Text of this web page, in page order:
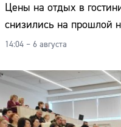
Цены на отдых в
снизились на прошлой
14:04 – 6 августа